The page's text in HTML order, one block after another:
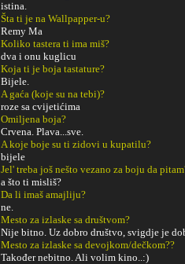
istina.
Šta ti je na Wallpapper-u?
Remy Ma
Koliko tastera ti ima miš?
dva i onu kuglicu
Koja ti je boja tastature?
Bijele.
A gaća (koje su na tebi)?
roze sa cvijetićima
Omiljena boja?
Crvena. Plava...sve.
A koje boje su ti zidovi u kupatilu?
bijele
Jel' treba još nešto vezano za boju da
a što ti misliš?
Da li imaš amajliju?
ne.
Mesto za izlaske sa društvom?
Nije bitno. Uz dobro društvo, svigdje je
Mesto za izlaske sa devojkom/dečkom??
Također nebitno. Ali volim kino..:)